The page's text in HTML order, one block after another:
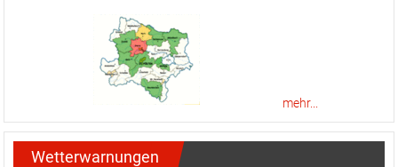
mehr...
Wetterwarnungen